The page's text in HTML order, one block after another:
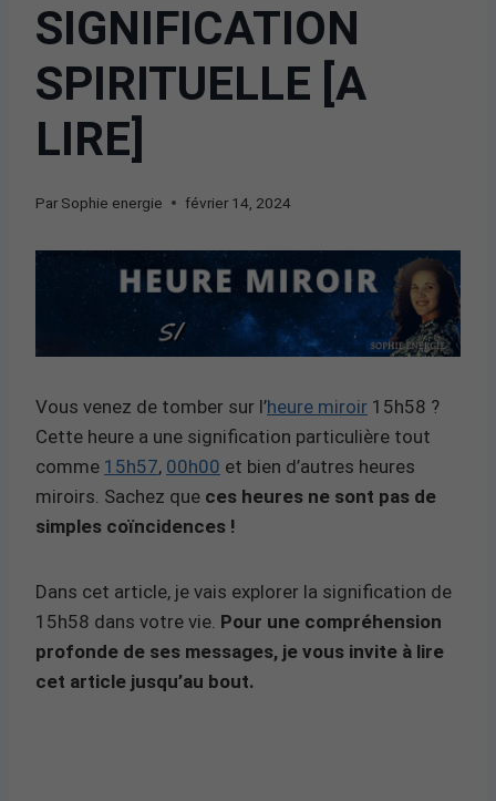
SIGNIFICATION
SPIRITUELLE [A
LIRE]
Par Sophie energie février 14, 2024
Vous venez de tomber sur l’heure miroir 15h58 ?
Cette heure a une signification particulière tout
comme 15h57, 00h00 et bien d’autres heures
miroirs. Sachez que ces heures ne sont pas de
simples coïncidences !
Dans cet article, je vais explorer la signification de
15h58 dans votre vie. Pour une compréhension
profonde de ses messages, je vous invite à lire
cet article jusqu’au bout.